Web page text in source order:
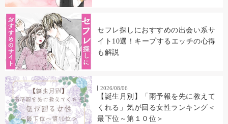
セフレ探しにおすすめの出会い系サ
イト10選！キープするエッチの心得
も解説
2026/08/06
【誕生月別】「雨予報を先に教えて
くれる」気が回る女性ランキング＜
最下位～第１０位＞